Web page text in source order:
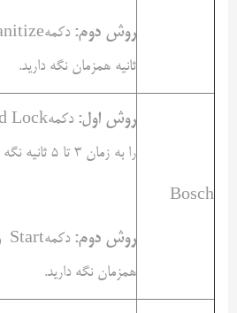
روش دوم:
ثانیه همزمان نگه دارید.
Bosch
روش اول:
را به زمان ۳ تا ۵ ثانیه نگه دارید.
روش دوم:
همزمان نگه دارید.